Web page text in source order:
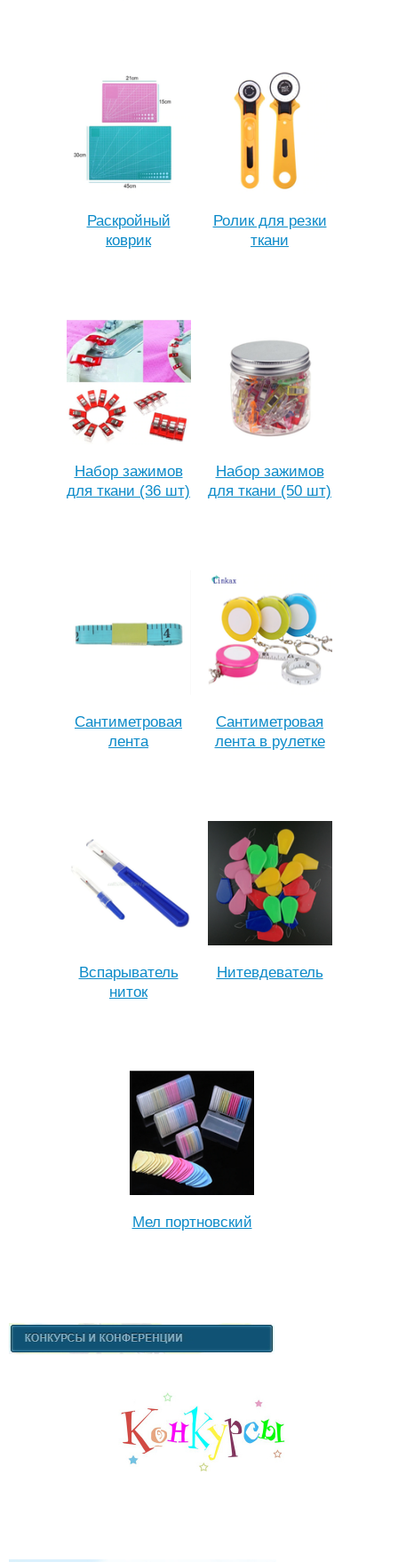
Раскройный
коврик
Ролик для резки
ткани
Набор зажимов
для ткани (36 шт)
Набор зажимов
для ткани (50 шт)
Сантиметровая
лента
Сантиметровая
лента в рулетке
Вспарыватель
ниток
Нитевдеватель
Мел портновский